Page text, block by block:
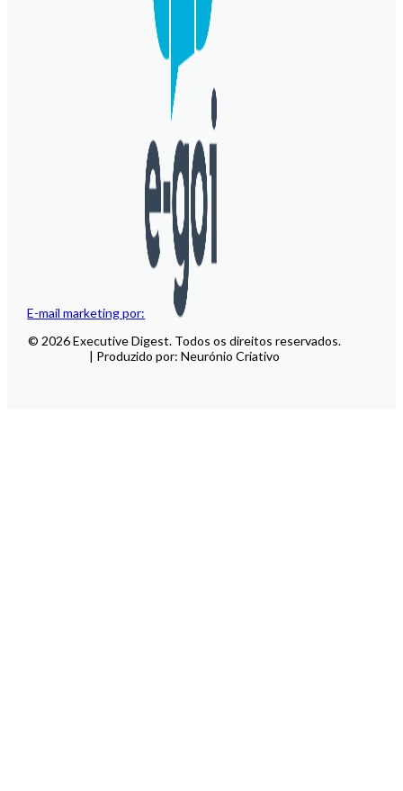
E-mail marketing por:
© 2026 Executive Digest. Todos os direitos reservados.
| Produzido por: Neurónio Criativo